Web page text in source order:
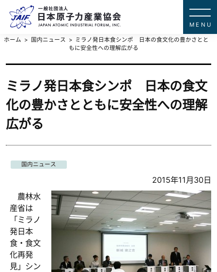
ホーム 国内ニュース
ミラノ発日本食シンポ 日本の食文化の豊かさとと
もに安全性への理解広がる
ミラノ発日本食シンポ 日本の食文
化の豊かさとともに安全性への理解
広がる
国内ニュース
2015年11月30日
農林水
産省は
「ミラノ
発日本
食・食文
化再発
見」シン